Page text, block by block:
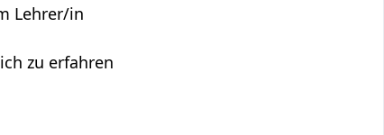
Lehrer/in
zu erfahren